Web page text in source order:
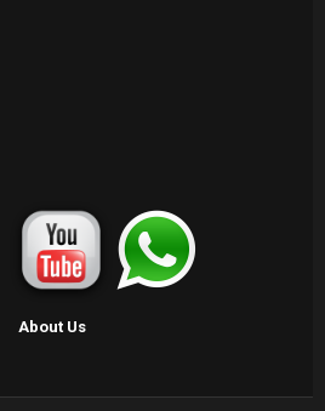
About Us